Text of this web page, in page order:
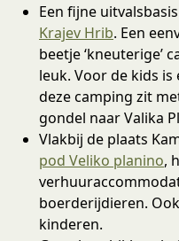
Een fijne
Krajev Hrib. Een
beetje ‘kneuterige’
leuk. Voor de kids
deze camping zit
gondel naar Valika
Vlakbij de plaats
pod Veliko planino,
boerderijdieren.
kinderen.